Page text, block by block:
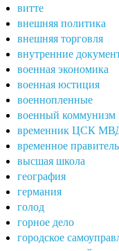
витте
внешняя политика
внешняя торговля
внутренние
военная экономика
военная юстиция
военнопленные
военный коммунизм
временник ЦСК
временное
высшая школа
география
германия
голод
горное дело
городское